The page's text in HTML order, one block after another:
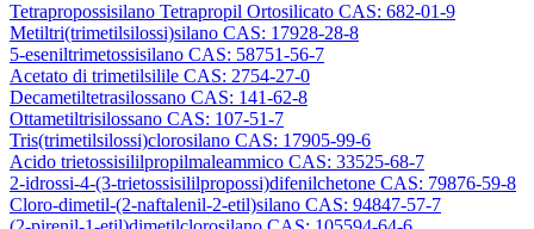
Tetrapropossisilano Tetrapropil Ortosilicato CAS: 682-01-9
Metiltri(trimetilsilossi)silano CAS: 17928-28-8
5-eseniltrimetossisilano CAS: 58751-56-7
Acetato di trimetilsilile CAS: 2754-27-0
Decametiltetrasilossano CAS: 141-62-8
Ottametiltrisilossano CAS: 107-51-7
Tris(trimetilsilossi)clorosilano CAS: 17905-99-6
Acido trietossisililpropilmaleammico CAS: 33525-68-7
2-idrossi-4-(3-trietossisililpropossi)difenilchetone CAS: 79876-59-8
Cloro-dimetil-(2-naftalenil-2-etil)silano CAS: 94847-57-7